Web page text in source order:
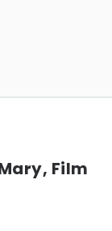
Film